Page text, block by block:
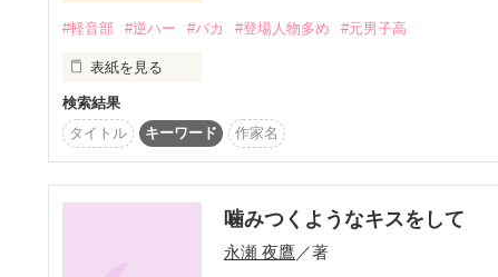
「「嘘だろ？」」
ラブゲーム。果たして誰がクリアした？
作品を読む
#軽音部 #逆ハー #バカ #登場人物多め #元男子高
表紙を見る
私は
ちょっとした理由があって
叔父さんが理事長をしている
検索結果
タイトル
キーワード 作家名
噛みつくようなキスをして
永瀬 夜鷹／著